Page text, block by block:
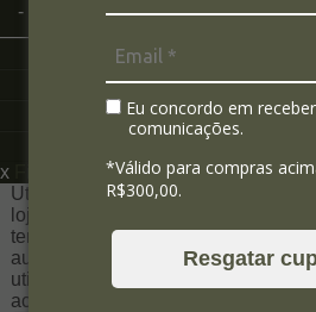
Eu concordo em receber
comunicações.
*Válido para compras
R$300,00.
Resgatar
Lista de Presentes
x
Filtre sua Pesquisa:
Utilizamos seus dados para
loja virtual durante a sua
terceiros parceiros. Ao navegar pela
autoriza a coletar tais informações
utilizá-las para estas finalidades.
acesse nossa